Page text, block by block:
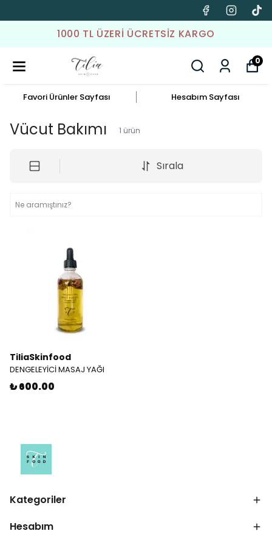
1000 TL ÜZERI ÜCRETSIZ KARGO
0
Favori Ürünler Sayfası Hesabım Sayfası
Vücut Bakımı 1 ürün
Sırala
TiliaSkinfood
DENGELEYİCİ MASAJ YAĞI
₺ 600.00
Kategoriler
Hesabım